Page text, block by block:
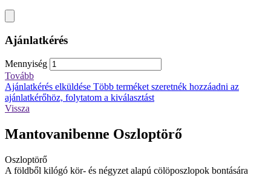
Ajánlatkérés
Mennyiség
Tovább
Ajánlatkérés elküldése Több terméket szeretnék hozzáadni az
ajánlatkérőhöz, folytatom a kiválasztást
Vissza
Mantovanibenne Oszloptörő
Oszloptörő
A földből kilógó kör- és négyzet alapú cölöposzlopok bontására